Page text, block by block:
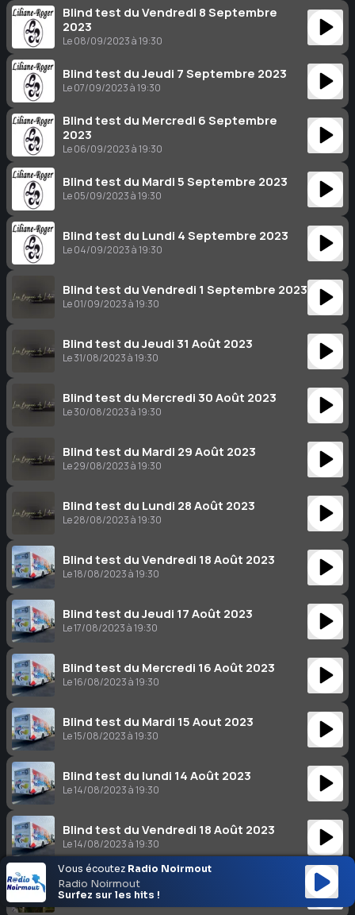
Blind test du Vendredi 8 Septembre
2023
Le 08/09/2023 à 19:30
Blind test du Jeudi 7 Septembre 2023
Le 07/09/2023 à 19:30
Blind test du Mercredi 6 Septembre
2023
Le 06/09/2023 à 19:30
Blind test du Mardi 5 Septembre 2023
Le 05/09/2023 à 19:30
Blind test du Lundi 4 Septembre 2023
Le 04/09/2023 à 19:30
Blind test du Vendredi 1 Septembre 2023
Le 01/09/2023 à 19:30
Blind test du Jeudi 31 Août 2023
Le 31/08/2023 à 19:30
Blind test du Mercredi 30 Août 2023
Le 30/08/2023 à 19:30
Blind test du Mardi 29 Août 2023
Le 29/08/2023 à 19:30
Blind test du Lundi 28 Août 2023
Le 28/08/2023 à 19:30
Blind test du Vendredi 18 Août 2023
Le 18/08/2023 à 19:30
Blind test du Jeudi 17 Août 2023
Le 17/08/2023 à 19:30
Blind test du Mercredi 16 Août 2023
Le 16/08/2023 à 19:30
Blind test du Mardi 15 Aout 2023
Le 15/08/2023 à 19:30
Blind test du lundi 14 Août 2023
Le 14/08/2023 à 19:30
Blind test du Vendredi 18 Août 2023
Le 14/08/2023 à 19:30
Blind Test du Vendredi 11 Août 2023
Le 11/08/2023 à 19:30
Vous écoutez Radio Noirmout
Radio Noirmout
Surfez sur les hits !